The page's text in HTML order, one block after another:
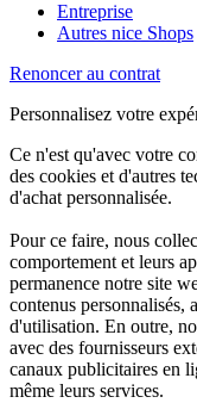
Entreprise
Autres nice Shops
Renoncer au contrat
Personnalisez votre
Ce n'est qu'avec votre
des cookies et d'autres
d'achat personnalisée.
Pour ce faire, nous
comportement et leurs
permanence notre site
contenus personnalisés,
d'utilisation. En outre,
avec des fournisseurs
canaux publicitaires en
même leurs services.